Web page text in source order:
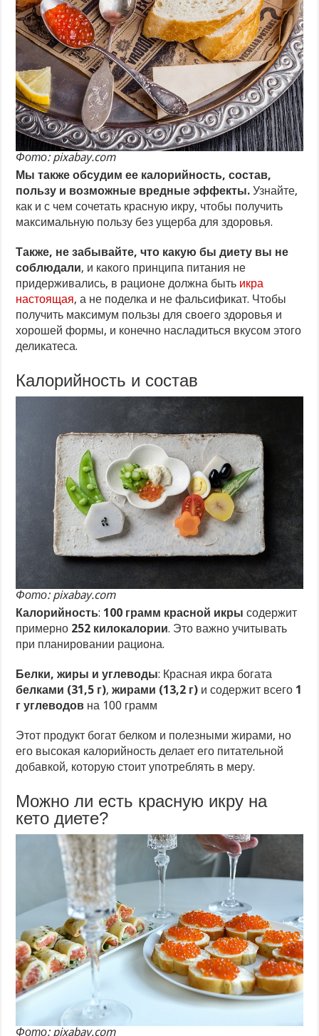
Фото: pixabay.com
Мы также обсудим ее калорийность, состав,
пользу и возможные вредные эффекты. Узнайте,
как и с чем сочетать красную икру, чтобы получить
максимальную пользу без ущерба для здоровья.
Также, не забывайте, что какую бы диету вы не
соблюдали, и какого принципа питания не
придерживались, в рационе должна быть икра
настоящая, а не поделка и не фальсификат. Чтобы
получить максимум пользы для своего здоровья и
хорошей формы, и конечно насладиться вкусом этого
деликатеса.
Калорийность и состав
Фото: pixabay.com
Калорийность: 100 грамм красной икры содержит
примерно 252 килокалории. Это важно учитывать
при планировании рациона.
Белки, жиры и углеводы: Красная икра богата
белками (31,5 г),жирами (13,2 г) и содержит всего 1
г углеводов на 100 грамм
Этот продукт богат белком и полезными жирами, но
его высокая калорийность делает его питательной
добавкой, которую стоит употреблять в меру.
Можно ли есть красную икру на
кето диете?
Фото: pixabay.com